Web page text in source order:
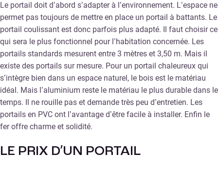
Le portail doit d’abord s’adapter à l’environnement. L’espace ne
permet pas toujours de mettre en place un portail à battants. Le
portail coulissant est donc parfois plus adapté. Il faut choisir ce
qui sera le plus fonctionnel pour l’habitation concernée. Les
portails standards mesurent entre 3 mètres et 3,50 m. Mais il
existe des portails sur mesure. Pour un portail chaleureux qui
s’intègre bien dans un espace naturel, le bois est le matériau
idéal. Mais l’aluminium reste le matériau le plus durable dans le
temps. Il ne rouille pas et demande très peu d’entretien. Les
portails en PVC ont l’avantage d’être facile à installer. Enfin le
fer offre charme et solidité.
LE PRIX D’UN PORTAIL